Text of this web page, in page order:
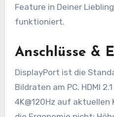
Feature in Deiner
funktioniert.
Anschlüsse &
DisplayPort ist die
Bildraten am PC. HDMI
4K@120Hz auf aktuellen